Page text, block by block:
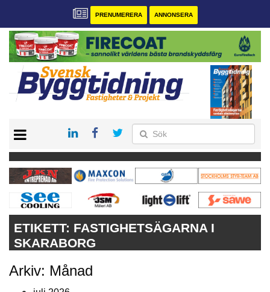
PRENUMERERA ANNONSERA
PRENUMERERA
VÅRA ANDRA MAGASIN
ANNONSERA
KONTAKT
ETIKETT: FASTIGHETSÄGARNA I
SKARABORG
Arkiv: Månad